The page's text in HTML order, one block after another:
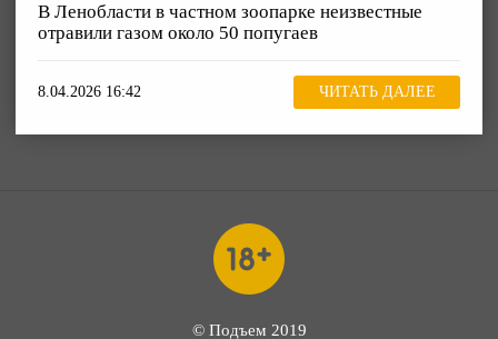
В Ленобласти в частном зоопарке неизвестные
отравили газом около 50 попугаев
8.04.2026 16:42 ЧИТАТЬ ДАЛЕЕ
© Подъем 2019